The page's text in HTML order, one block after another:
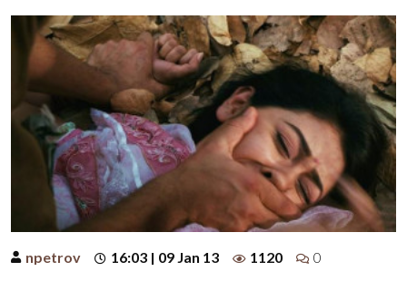
npetrov 16:03 | 09 Jan 13 1120 0